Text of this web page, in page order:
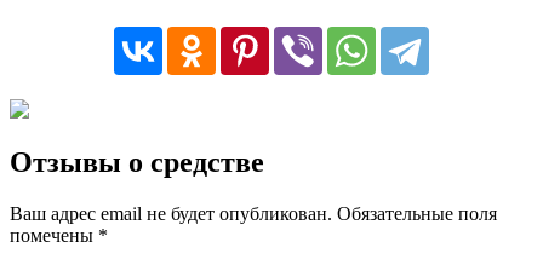
Отзывы о средстве
Ваш адрес email не будет опубликован. Обязательные поля
помечены *